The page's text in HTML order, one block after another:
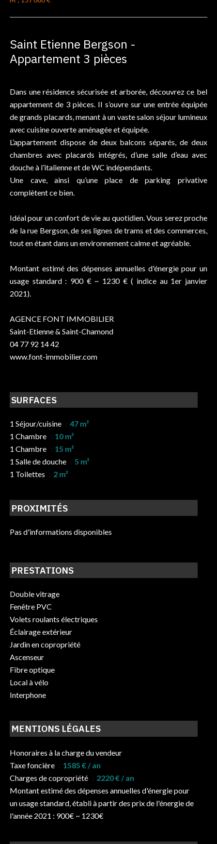
Saint Etienne Bergson -
Appartement 3 pièces
Dans une résidence sécurisée et arborée, découvrez ce bel
appartement de 3 pièces. Il s’ouvre sur une entrée équipée
de grands placards, menant à un vaste salon séjour lumineux
avec cuisine ouverte aménagée et équipée.
L’appartement dispose de deux balcons séparés, de deux
chambres avec placards intégrés, d’une salle d’eau avec
douche à l’italienne et de WC indépendants.
Une cave, ainsi qu’une place de parking privative
complètent ce bien.
Idéal pour un confort de vie au quotidien. Vous serez proche
de la rue Bergson, de ses lignes de trams et des commerces,
tout en étant dans un environnement calme et agréable.
Montant estimé des dépenses annuelles d'énergie pour un
usage standard : 900 € ~ 1230 € ( indice au 1er janvier
2021).
AGENCE FONT IMMOBILIER
Saint-Etienne & Saint-Chamond
04 77 92 14 42
www.font-immobilier.com
SURFACES
1 Séjour/cuisine
47 m²
1 Chambre
10 m²
1 Chambre
15 m²
1 Salle de douche
5 m²
1 Toilettes
2 m²
PROXIMITÉS
Pas d'informations disponibles
PRESTATIONS
Double vitrage
Fenêtre PVC
Volets roulants électriques
Éclairage extérieur
Jardin en copropriété
Ascenseur
Fibre optique
Local à vélo
Interphone
MENTIONS LÉGALES
Honoraires à la charge du vendeur
Taxe foncière
1585 € / an
Charges de copropriété
2220 € / an
Montant estimé des dépenses annuelles d'énergie pour
un usage standard, établi à partir des prix de l'énergie de
l'année 2021 : 900€ ~ 1230€